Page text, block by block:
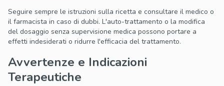
Seguire sempre le istruzioni sulla ricetta e consultare il medico o
il farmacista in caso di dubbi. L'auto-trattamento o la modifica
del dosaggio senza supervisione medica possono portare a
effetti indesiderati o ridurre l'efficacia del trattamento.
Avvertenze e Indicazioni
Terapeutiche